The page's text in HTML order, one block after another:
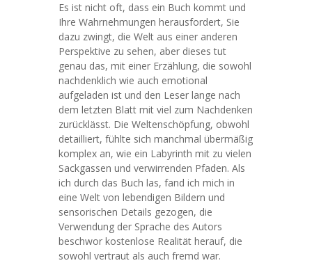
Es ist nicht oft, dass ein Buch kommt und
Ihre Wahrnehmungen herausfordert, Sie
dazu zwingt, die Welt aus einer anderen
Perspektive zu sehen, aber dieses tut
genau das, mit einer Erzählung, die sowohl
nachdenklich wie auch emotional
aufgeladen ist und den Leser lange nach
dem letzten Blatt mit viel zum Nachdenken
zurücklässt. Die Weltenschöpfung, obwohl
detailliert, fühlte sich manchmal übermäßig
komplex an, wie ein Labyrinth mit zu vielen
Sackgassen und verwirrenden Pfaden. Als
ich durch das Buch las, fand ich mich in
eine Welt von lebendigen Bildern und
sensorischen Details gezogen, die
Verwendung der Sprache des Autors
beschwor kostenlose Realität herauf, die
sowohl vertraut als auch fremd war.